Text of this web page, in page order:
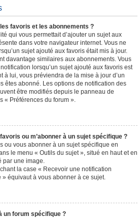
favoris et les abonnements ?
qui vous permettait d’ajouter un sujet aux
dans votre navigateur internet. Vous ne
sujet ajouté aux favoris était mis à jour.
davantage similaires aux abonnements. Vous
lorsqu’un sujet ajouté aux favoris est
à lui, vous préviendra de la mise à jour d’un
êtes abonné. Les options de notification des
être modifiés depuis le panneau de
« Préférences du forum ».
ou m’abonner à un sujet spécifique ?
ou vous abonner à un sujet spécifique en
le menu « Outils du sujet », situé en haut et en
par une image.
la case « Recevoir une notification
» équivaut à vous abonner à ce sujet.
un forum spécifique ?